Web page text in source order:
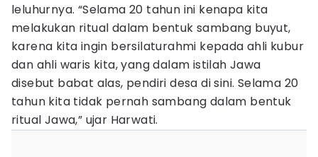
leluhurnya. “Selama 20 tahun ini kenapa kita
melakukan ritual dalam bentuk sambang buyut,
karena kita ingin bersilaturahmi kepada ahli kubur
dan ahli waris kita, yang dalam istilah Jawa
disebut babat alas, pendiri desa di sini. Selama 20
tahun kita tidak pernah sambang dalam bentuk
ritual Jawa,” ujar Harwati.